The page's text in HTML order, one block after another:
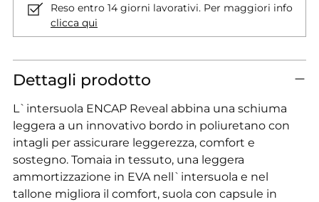
Reso entro 14 giorni lavorativi. Per maggiori info
clicca qui
Dettagli prodotto
L`intersuola ENCAP Reveal abbina una schiuma
leggera a un innovativo bordo in poliuretano con
intagli per assicurare leggerezza, comfort e
sostegno. Tomaia in tessuto, una leggera
ammortizzazione in EVA nell`intersuola e nel
tallone migliora il comfort, suola con capsule in